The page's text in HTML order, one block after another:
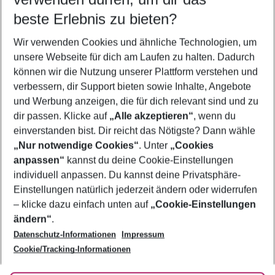
5-8 Nächte
2 Erwachsene Keine Kinder
Mehr Filter anzeigen
Footer
Footer navigation
Über uns
AGB
Bestpreisgarantie
Cookie-Einstellungen ändern
Cookie-Richtlinie
Agenturbetreuung
Barrierefreies Reisen
Folge uns
beste Erlebnis zu bieten?
Wir verwenden Cookies und ähnliche Technologien, um
unsere Webseite für dich am Laufen zu halten. Dadurch
können wir die Nutzung unserer Plattform verstehen und
verbessern, dir Support bieten sowie Inhalte, Angebote
und Werbung anzeigen, die für dich relevant sind und zu
dir passen. Klicke auf „Alle akzeptieren“, wenn du
einverstanden bist. Dir reicht das Nötigste? Dann wähle
„Nur notwendige Cookies“. Unter „Cookies
anpassen“ kannst du deine Cookie-Einstellungen
individuell anpassen. Du kannst deine Privatsphäre-
Einstellungen natürlich jederzeit ändern oder widerrufen
– klicke dazu einfach unten auf „Cookie-Einstellungen
ändern“.
Datenschutz-Informationen
Impressum
Cookie/Tracking-Informationen